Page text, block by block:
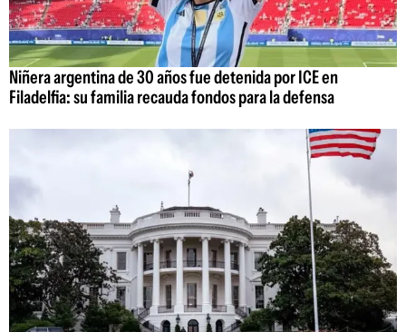
Niñera argentina de 30 años fue detenida por ICE en
Filadelfia: su familia recauda fondos para la defensa